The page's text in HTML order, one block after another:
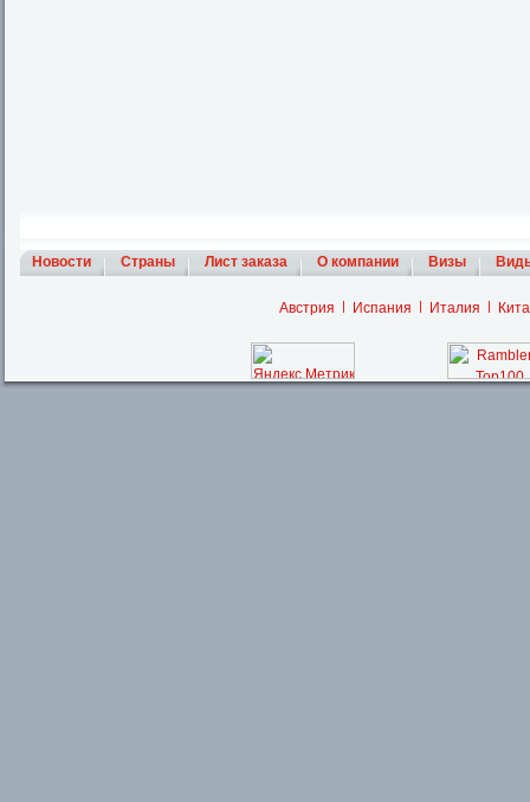
Новости Страны Лист заказа О компании Визы
Австрия Испания Италия